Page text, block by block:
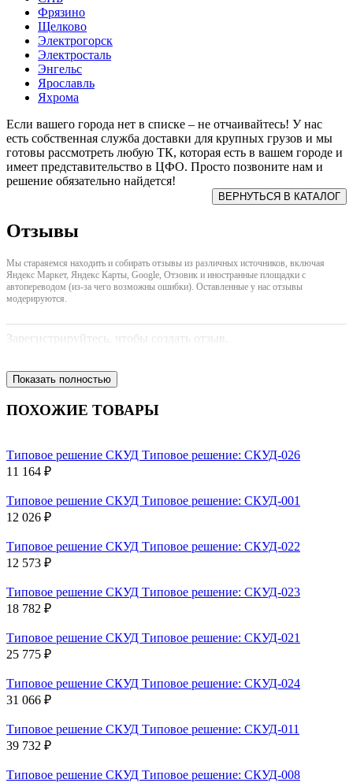
Фрязино
Щелково
Электрогорск
Электросталь
Энгельс
Ярославль
Яхрома
Если вашего города нет в списке – не отчаивайтесь! У нас
есть собственная служба доставки для крупных грузов и мы
готовы рассмотреть любую ТК, которая есть в вашем городе и
имеет представительство в ЦФО. Просто позвоните нам и
решение обязательно найдется!
Отзывы
Мы стараяемся находить и собирать отзывы из различных источников, включая
Яндекс Маркет, Яндекс Карты, Google, Отзовик и иностранные площадки с
автопереводом (из-за чего возможны ошибки). Оставленные у нас отзывы
модерируются.
Зарегистрируйтесь, чтобы создать отзыв.
Показать полностью
ПОХОЖИЕ ТОВАРЫ
Типовое решение СКУД Типовое решение: СКУД-026
11 164 ₽
Типовое решение СКУД Типовое решение: СКУД-001
12 026 ₽
Типовое решение СКУД Типовое решение: СКУД-022
12 573 ₽
Типовое решение СКУД Типовое решение: СКУД-023
18 782 ₽
Типовое решение СКУД Типовое решение: СКУД-021
25 775 ₽
Типовое решение СКУД Типовое решение: СКУД-024
31 066 ₽
Типовое решение СКУД Типовое решение: СКУД-011
39 732 ₽
Типовое решение СКУД Типовое решение: СКУД-008